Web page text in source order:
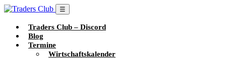
☰
Traders Club – Discord
Blog
Termine
Wirtschaftskalender